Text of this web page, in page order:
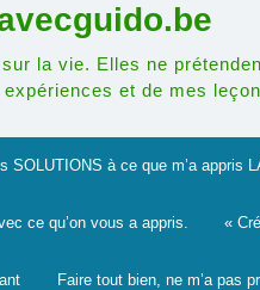
la vie. Elles ne
et de mes
SOLUTIONS à ce que m’a appris
ce qu’on vous a appris. «
Faire tout bien, ne m’a pas